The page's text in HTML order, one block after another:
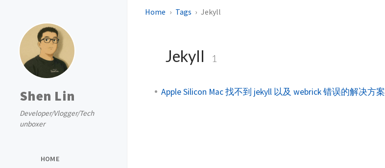
Shen Lin
Developer/Vlogger/Tech
unboxer
HOME
Home Tags Jekyll
Jekyll 1
Apple Silicon Mac 找不到 jekyll 以及 webrick 错误的解决方案